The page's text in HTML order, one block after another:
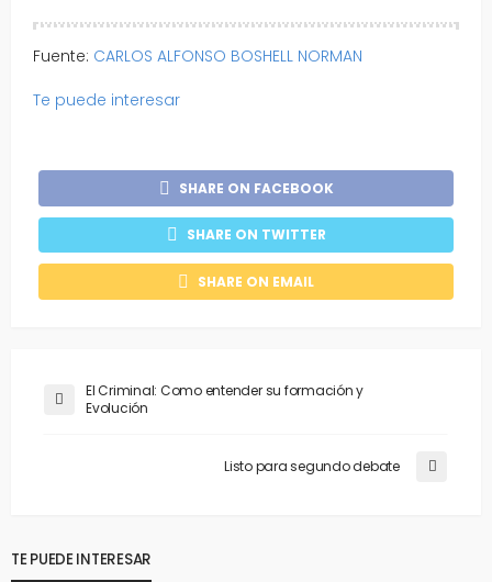
Fuente: CARLOS ALFONSO BOSHELL NORMAN
Te puede interesar
SHARE ON FACEBOOK
SHARE ON TWITTER
SHARE ON EMAIL
El Criminal: Como entender su formación y
Evolución
Listo para segundo debate
TE PUEDE INTERESAR